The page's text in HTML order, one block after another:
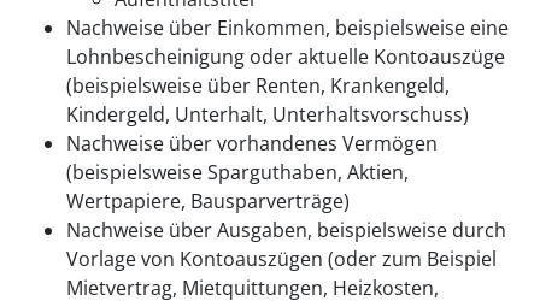
Nachweise über Einkommen, beispielsweise eine
Lohnbescheinigung oder aktuelle Kontoauszüge
(beispielsweise über Renten, Krankengeld,
Kindergeld, Unterhalt, Unterhaltsvorschuss)
Nachweise über vorhandenes Vermögen
(beispielsweise Sparguthaben, Aktien,
Wertpapiere, Bausparverträge)
Nachweise über Ausgaben, beispielsweise durch
Vorlage von Kontoauszügen (oder zum Beispiel
Mietvertrag, Mietquittungen, Heizkosten,